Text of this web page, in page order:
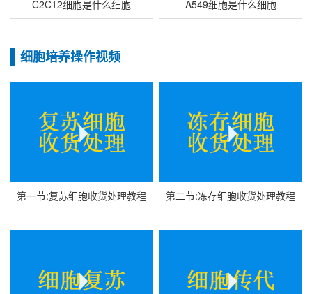
C2C12细胞是什么细胞 A549细胞是什么细胞
细胞培养操作视频
第一节:复苏细胞收货处理教程 第二节:冻存细胞收货处理教程